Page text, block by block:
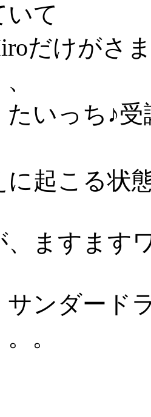
いて
だけがさ
いっち♪受
に起こる状
、ますます
サンダード
。